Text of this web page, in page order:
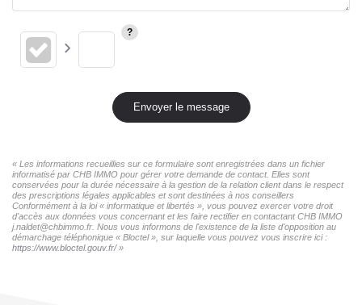
Envoyer le message
« Les informations recueillies sur ce formulaire sont enregistrées dans un fichier
informatisé par CHB IMMO pour gérer votre demande de contact. Elles sont
conservées pour la durée nécessaire à la gestion de la relation client dans le respect
des prescriptions légales applicables et sont destinées à nos conseillers
Conformément à la loi « informatique et libertés », vous pouvez exercer votre droit
d'accès aux données vous concernant et les faire rectifier en contactant CHB IMMO
j.naldet@chbimmo.fr. Nous vous informons de l'existence de la liste d'opposition au
démarchage téléphonique « Bloctel », sur laquelle vous pouvez vous inscrire ici :
https://www.bloctel.gouv.fr/»